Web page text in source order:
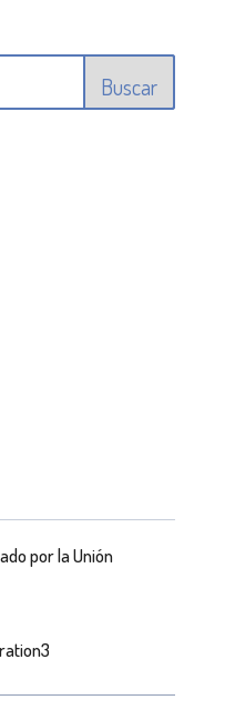
Buscar
por la Unión